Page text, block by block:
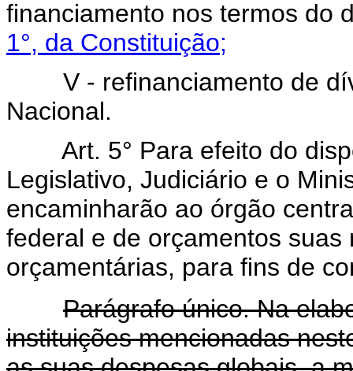
financiamento nos termos do
1°, da Constituição;
V - refinanciamento de
Nacional.
Art. 5° Para efeito do
Legislativo, Judiciário e o
encaminharão ao órgão
federal e de orçamentos suas
orçamentárias, para fins de
Parágrafo único. Na
instituições mencionadas